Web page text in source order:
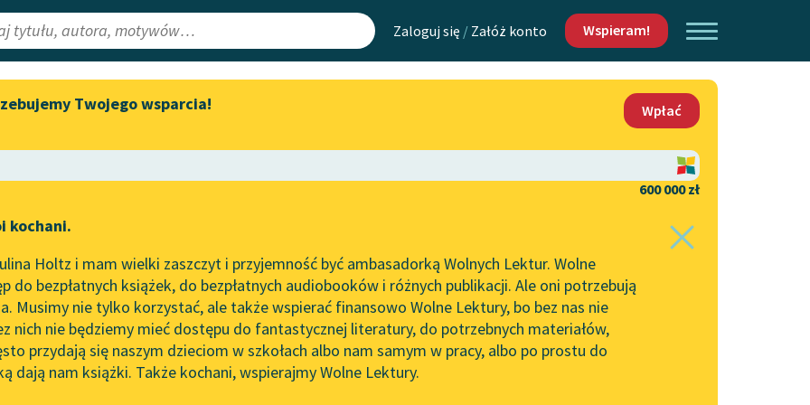
Zaloguj się / Załóż konto Wspieram!
Lektury
redakcyjne
Aktualności
„Prokurator Alicja Horn” do
literatury skandynawskiej
Spotkanie z Katarzyną Tunkiel
w Oslo
102. lata temu zmarł Joseph
Conrad
Mapa Wolnych Lektur
Leśmianator
API
OAI-PMH
Widget Wolnych Lektur
Kontakt
O projekcie
Zasady wykorzystania
Wolnych Lektur
Logotypy
Materiały promocyjne
Twojego wsparcia!
Wpłać
600 000 zł
kochani.
Holtz i mam wielki zaszczyt i przyjemność być ambasadorką Wolnych Lektur. Wolne
do bezpłatnych książek, do bezpłatnych audiobooków i różnych publikacji. Ale oni potrzebują
Musimy nie tylko korzystać, ale także wspierać finansowo Wolne Lektury, bo bez nas nie
nich nie będziemy mieć dostępu do fantastycznej literatury, do potrzebnych materiałów,
przydają się naszym dzieciom w szkołach albo nam samym w pracy, albo po prostu do
dają nam książki. Także kochani, wspierajmy Wolne Lektury.
Co Kasia robiła